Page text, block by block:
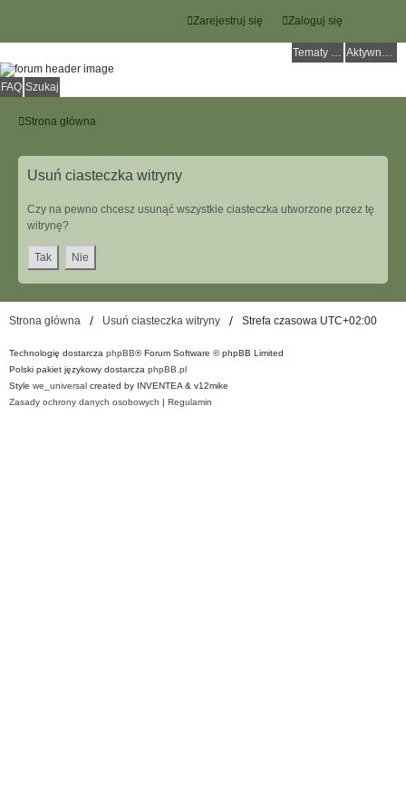
Zaloguj się
Zarejestruj się
Tematy bez odpowiedzi Aktywne tematy
FAQ Szukaj
Strona główna
Usuń ciasteczka witryny
Czy na pewno chcesz usunąć wszystkie ciasteczka utworzone przez tę
witrynę?
Strona główna Usuń ciasteczka witryny Strefa czasowa UTC+02:00
Technologię dostarcza phpBB® Forum Software © phpBB Limited
Polski pakiet językowy dostarcza phpBB.pl
Style we_universal created by INVENTEA & v12mike
Zasady ochrony danych osobowych | Regulamin